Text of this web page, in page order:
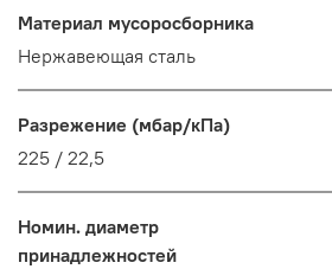
Материал мусоросборника
Нержавеющая сталь
Разрежение (мбар/кПа)
225 / 22,5
Номин. диаметр
принадлежностей